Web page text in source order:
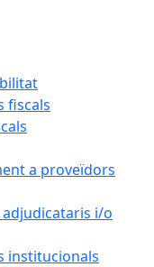
fiscals
a proveïdors
i/o
institucionals